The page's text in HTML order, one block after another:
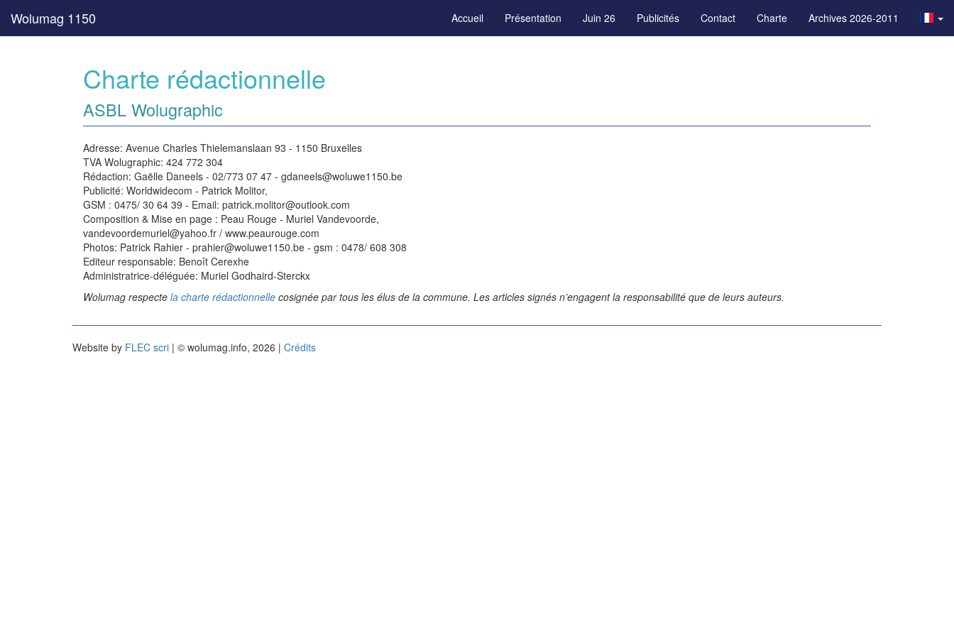
Wolumag 1150 Accueil Présentation Juin 26 Publicités Contact Charte Archives 2026-2011
Charte rédactionnelle
ASBL Wolugraphic
Adresse: Avenue Charles Thielemanslaan 93 - 1150 Bruxelles
TVA Wolugraphic: 424 772 304
Rédaction: Gaëlle Daneels - 02/773 07 47 - gdaneels@woluwe1150.be
Publicité: Worldwidecom - Patrick Molitor,
GSM : 0475/ 30 64 39 - Email: patrick.molitor@outlook.com
Composition & Mise en page : Peau Rouge - Muriel Vandevoorde,
vandevoordemuriel@yahoo.fr / www.peaurouge.com
Photos: Patrick Rahier - prahier@woluwe1150.be - gsm : 0478/ 608 308
Editeur responsable: Benoît Cerexhe
Administratrice-déléguée: Muriel Godhaird-Sterckx
Wolumag respecte la charte rédactionnelle cosignée par tous les élus de la commune. Les articles signés n’engagent la responsabilité que de leurs auteurs.
Website by FLEC scri | © wolumag.info, 2026 | Crédits